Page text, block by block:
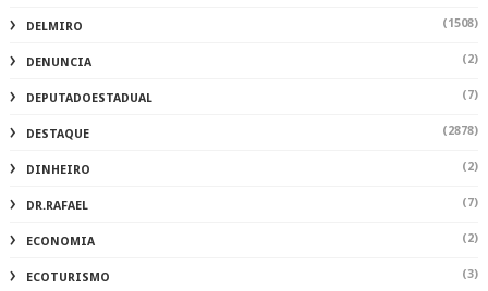
DELMIRO (1508)
DENUNCIA (2)
DEPUTADOESTADUAL (7)
DESTAQUE (2878)
DINHEIRO (2)
DR.RAFAEL (7)
ECONOMIA (2)
ECOTURISMO (3)